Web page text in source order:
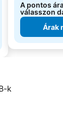
A pontos
válasszon
Árak